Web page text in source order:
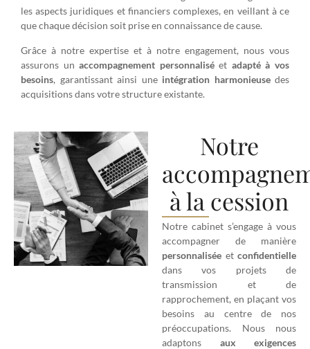
les aspects juridiques et financiers complexes, en veillant à ce
que chaque décision soit prise en connaissance de cause.
Grâce à notre expertise et à notre engagement, nous vous
assurons unaccompagnement personnaliséet adapté à vos
besoins, garantissant ainsi une intégration harmonieusedes
acquisitions dans votre structure existante.
Notre
à la cession
Notre cabinet s’engage à vous
accompagner de manière
personnalisée et confidentielle
dans vos projets de
transmission et de
rapprochement, en plaçant vos
besoins au centre de nos
préoccupations. Nous nous
adaptons aux exigences